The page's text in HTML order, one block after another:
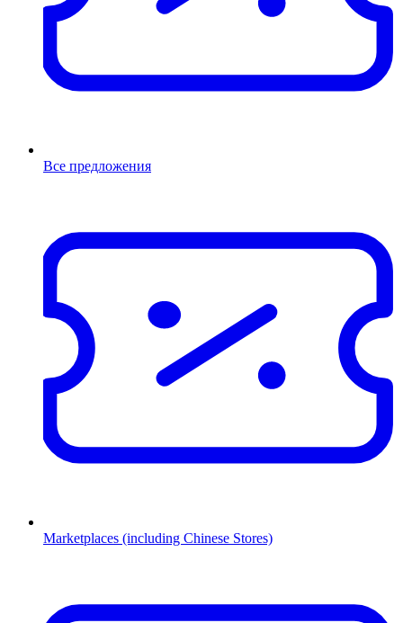
Все предложения
Marketplaces (including Chinese Stores)